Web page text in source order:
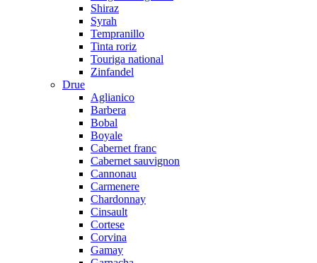
Shiraz
Syrah
Tempranillo
Tinta roriz
Touriga national
Zinfandel
Drue
Aglianico
Barbera
Bobal
Boyale
Cabernet franc
Cabernet sauvignon
Cannonau
Carmenere
Chardonnay
Cinsault
Cortese
Corvina
Gamay